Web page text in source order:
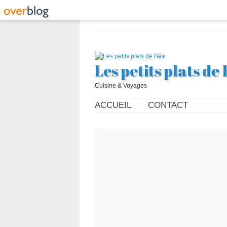
Les petits plats de
Cuisine & Voyages
ACCUEIL CONTACT